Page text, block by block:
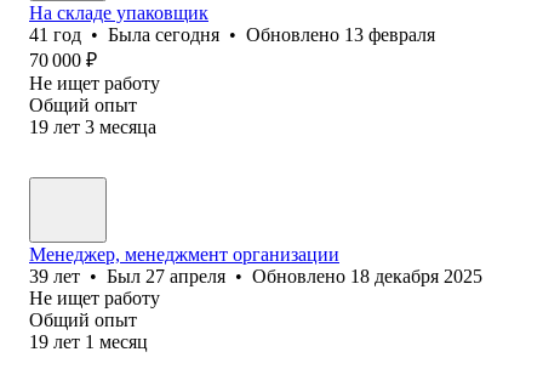
На складе упаковщик
41 год • Была сегодня • Обновлено 13 февраля
70 000 ₽
Не ищет работу
Общий опыт
19 лет 3 месяца
Менеджер, менеджмент организации
39 лет • Был 27 апреля • Обновлено 18 декабря 2025
Не ищет работу
Общий опыт
19 лет 1 месяц